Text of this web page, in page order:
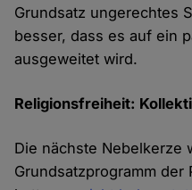
Grundsatz ungerechtes
besser, dass es auf ein
ausgeweitet wird.
Religionsfreiheit:
Die nächste Nebelkerze
Grundsatzprogramm der